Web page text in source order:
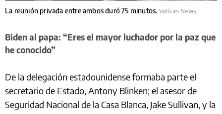
La reunión privada entre ambos duró 75 minutos. Vatican News
Biden al papa: “Eres el mayor luchador por la paz que
he conocido”
De la delegación estadounidense formaba parte el
secretario de Estado, Antony Blinken; el asesor de
Seguridad Nacional de la Casa Blanca, Jake Sullivan, y la